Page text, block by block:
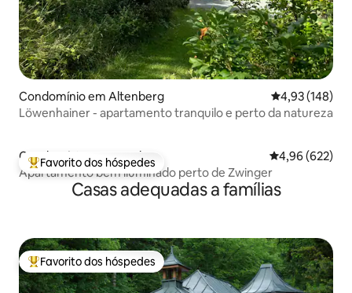
Condomínio em Altenberg Classificação
4,93 (148)
Löwenhainer - apartamento tranquilo e perto da natureza
Favoritos dos hóspedes mais apreciados
Favorito dos hóspedes
Condomínio em Dresden Classificação
4,96 (622)
Apartamento bem iluminado perto de Zwinger
Casas adequadas a famílias
Favoritos dos hóspedes mais apreciados
Favorito dos hóspedes